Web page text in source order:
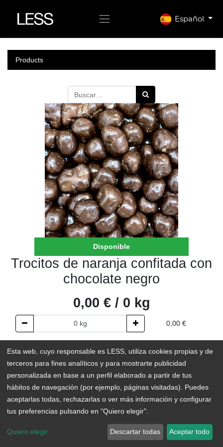
Español
Products
Disponible
Trocitos de naranja confitada con
chocolate negro
0,00 € / 0 kg
0,00 €
AÑADIR AL CARRITO
En existencias
Add to Wishlist
frescura del cítrico con el dulzor del chocolate. Una mezcla
Esta web, cuyo responsable es LESS, utiliza cookies propias y de
terceros para fines analíticos y para mostrarte publicidad
personalizada en base a un perfil elaborado a partir de tus
hábitos de navegación (por ejemplo, páginas visitadas). Puedes
aceptarlas todas, rechazarlas o ver más información y configurar
tus preferencias pulsando en "Quiero elegir".
Quiero elegir Descartar todas Aceptar todo